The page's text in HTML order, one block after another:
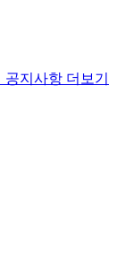
공지사항 더보기